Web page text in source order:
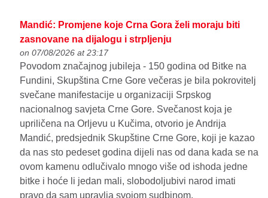
Mandić: Promjene koje Crna Gora želi moraju biti
zasnovane na dijalogu i strpljenju
on 07/08/2026 at 23:17
Povodom značajnog jubileja - 150 godina od Bitke na
Fundini, Skupština Crne Gore večeras je bila pokrovitelj
svečane manifestacije u organizaciji Srpskog
nacionalnog savjeta Crne Gore. Svečanost koja je
upriličena na Orljevu u Kučima, otvorio je Andrija
Mandić, predsjednik Skupštine Crne Gore, koji je kazao
da nas sto pedeset godina dijeli nas od dana kada se na
ovom kamenu odlučivalo mnogo više od ishoda jedne
bitke i hoće li jedan mali, slobodoljubivi narod imati
pravo da sam upravlja svojom sudbinom.